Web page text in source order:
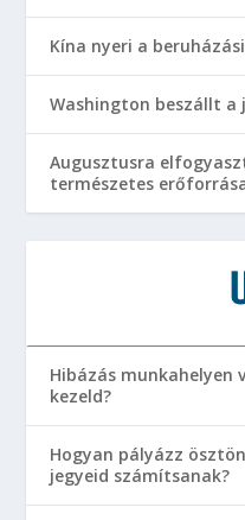
Kína nyeri a
Washington beszállt a
Augusztusra
természetes
Hibázás munkahelyen
kezeld?
Hogyan pályázz
jegyeid számítsanak?